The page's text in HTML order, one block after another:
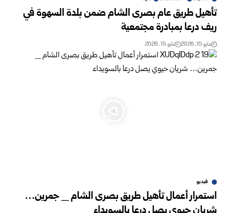
تأهيل طريق عام بصرى الشام ضمن بلدة السهوة في
ريف درعا بمبادرة مجتمعية
مايو 15, 2026 مايو 15, 2026
فيديو
استمرار أعمال تأهيل طريق بصرى الشام _ جمرين…